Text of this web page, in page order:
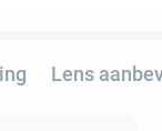
Lens